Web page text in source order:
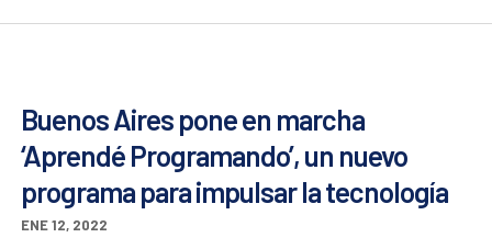
Buenos Aires pone en marcha
‘Aprendé Programando’, un nuevo
programa para impulsar la tecnología
ENE 12, 2022